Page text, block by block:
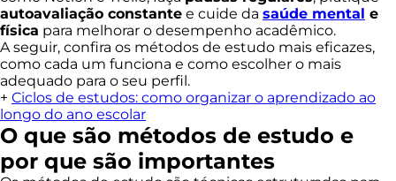
autoavaliação constante e cuide da saúde mental e
física para melhorar o desempenho acadêmico.
A seguir, confira os métodos de estudo mais eficazes,
como cada um funciona e como escolher o mais
adequado para o seu perfil.
+ Ciclos de estudos: como organizar o aprendizado ao
longo do ano escolar
O que são métodos de estudo e
por que são importantes